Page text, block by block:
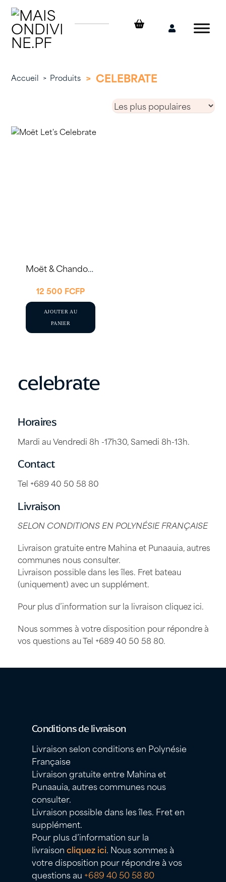
Skip
content
Mon
Accueil > Produits > CELEBRATE
celebrate
Horaires
Mardi au Vendredi 8h -17h30, Samedi 8h-13h.
Contact
Tel +689 40 50 58 80
Livraison
SELON CONDITIONS EN POLYNÉSIE FRANÇAISE
Livraison gratuite entre Mahina et Punaauia, autres
communes nous consulter.
Livraison possible dans les îles. Fret bateau
(uniquement) avec un supplément.
Pour plus d’information sur la livraisoncliquez ici.
Nous sommes à votre disposition pour répondre à
vos questions au Tel +689 40 50 58 80.
Moët & Chandon Brut Impérial 75cl – Let’s Celebrate
12 500 FCFP
AJOUTER AU
PANIER
Conditions de livraison
Livraison selon conditions en Polynésie
Française
Livraison gratuite entre Mahina et
Punaauia, autres communes nous
consulter.
Livraison possible dans les îles. Fret en
supplément.
Pour plus d’information sur la
livraisoncliquez ici. Nous sommes à
votre disposition pour répondre à vos
questions au +689 40 50 58 80